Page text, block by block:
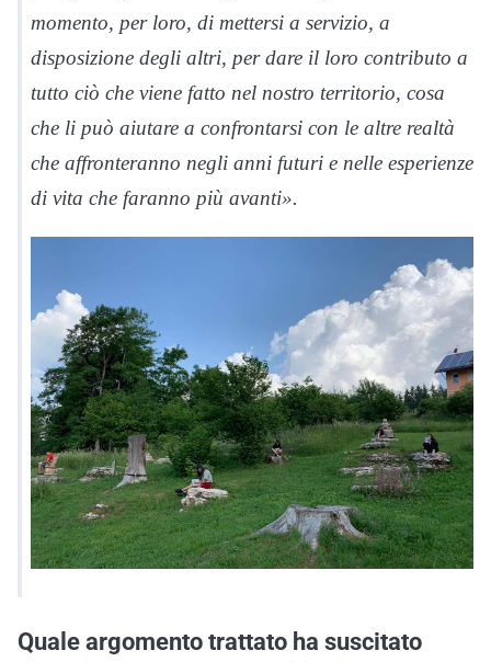
momento, per loro, di mettersi a servizio, a
disposizione degli altri, per dare il loro contributo a
tutto ciò che viene fatto nel nostro territorio, cosa
che li può aiutare a confrontarsi con le altre realtà
che affronteranno negli anni futuri e nelle esperienze
di vita che faranno più avanti».
Quale argomento trattato ha suscitato